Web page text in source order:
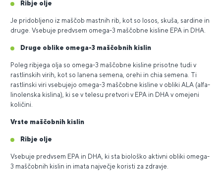
Ribje olje
Je pridobljeno iz maščob mastnih rib, kot so losos, skuša, sardine in
druge. Vsebuje predvsem omega-3 maščobne kisline EPA in DHA.
Druge oblike omega-3 maščobnih kislin
Poleg ribjega olja so omega-3 maščobne kisline prisotne tudi v
rastlinskih virih, kot so lanena semena, orehi in chia semena. Ti
rastlinski viri vsebujejo omega-3 maščobne kisline v obliki ALA (alfa-
linolenska kislina), ki se v telesu pretvori v EPA in DHA v omejeni
količini.
Vrste maščobnih kislin
Ribje olje
Vsebuje predvsem EPA in DHA, ki sta biološko aktivni obliki omega-
3 maščobnih kislin in imata največje koristi za zdravje.